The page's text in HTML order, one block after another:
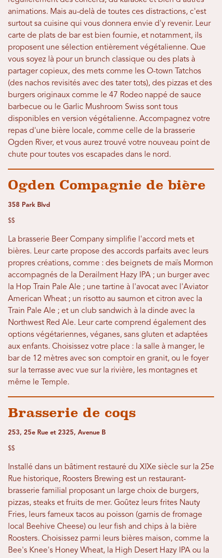
animations. Mais au-delà de toutes ces distractions, c'est
surtout sa cuisine qui vous donnera envie d'y revenir. Leur
carte de plats de bar est bien fournie, et notamment, ils
proposent une sélection entièrement végétalienne. Que
vous soyez là pour un brunch classique ou des plats à
partager copieux, des mets comme les O-town Tatchos
(des nachos revisités avec des tater tots), des pizzas et des
burgers originaux comme le 47 Rodeo nappé de sauce
barbecue ou le Garlic Mushroom Swiss sont tous
disponibles en version végétalienne. Accompagnez votre
repas d'une bière locale, comme celle de la brasserie
Ogden River, et vous aurez trouvé votre nouveau point de
chute pour toutes vos escapades dans le nord.
Ogden Compagnie de bière
358 Park Blvd
$$
La brasserie Beer Company simplifie l'accord mets et
bières. Leur carte propose des accords parfaits avec leurs
propres créations, comme : des beignets de maïs Mormon
accompagnés de la Derailment Hazy IPA ; un burger avec
la Hop Train Pale Ale ; une tartine à l'avocat avec l'Aviator
American Wheat ; un risotto au saumon et citron avec la
Train Pale Ale ; et un club sandwich à la dinde avec la
Northwest Red Ale. Leur carte comprend également des
options végétariennes, véganes, sans gluten et adaptées
aux enfants. Choisissez votre place : la salle à manger, le
bar de 12 mètres avec son comptoir en granit, ou le foyer
sur la terrasse avec vue sur la rivière, les montagnes et
même le Temple.
Brasserie de coqs
253, 25e Rue et 2325, Avenue B
$$
Installé dans un bâtiment restauré du XIXe siècle sur la 25e
Rue historique, Roosters Brewing est un restaurant-
brasserie familial proposant un large choix de burgers,
pizzas, steaks et fruits de mer. Goûtez leurs frites Nauty
Fries, leurs fameux tacos au poisson (garnis de fromage
local Beehive Cheese) ou leur fish and chips à la bière
Roosters. Choisissez parmi leurs bières maison, comme la
Bee's Knee's Honey Wheat, la High Desert Hazy IPA ou la